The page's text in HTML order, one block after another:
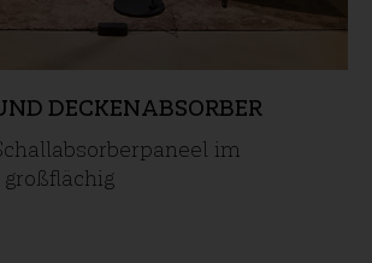
DECKENABSORBER
im